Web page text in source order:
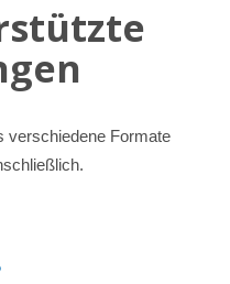
verschiedene Formate